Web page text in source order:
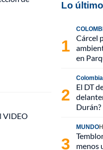
VIDEO
Lo último
Cárcel
en
El DT
Durán?
MUNDO
menos